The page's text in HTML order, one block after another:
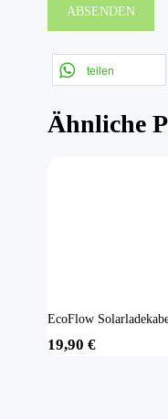
teilen
Ähnliche
EcoFlow
19,90 €